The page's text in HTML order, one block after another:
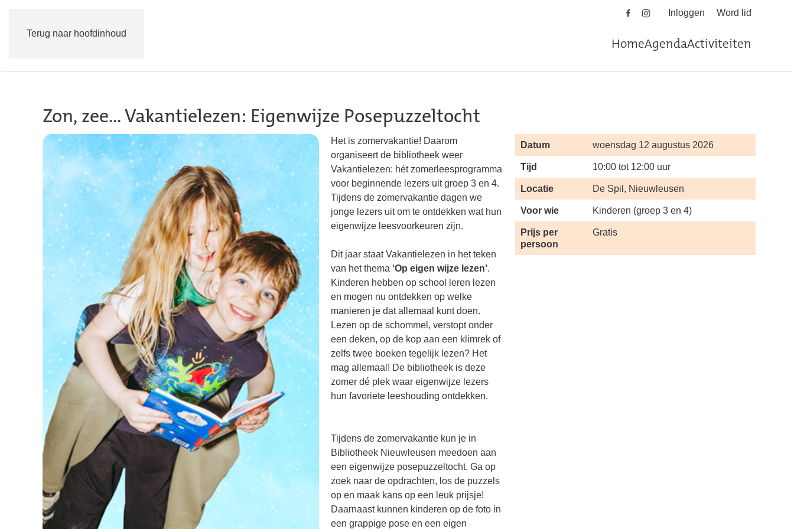
Terug naar hoofdinhoud
Inloggen Word lid
HomeAgendaActiviteiten
Zon, zee... Vakantielezen: Eigenwijze Posepuzzeltocht
Het is zomervakantie! Daarom
organiseert de bibliotheek weer
Vakantielezen: hét zomerleesprogramma
voor beginnende lezers uit groep 3 en 4.
Tijdens de zomervakantie dagen we
jonge lezers uit om te ontdekken wat hun
eigenwijze leesvoorkeuren zijn.
Dit jaar staat Vakantielezen in het teken
van het thema ‘Op eigen wijze lezen’.
Kinderen hebben op school leren lezen
en mogen nu ontdekken op welke
manieren je dat allemaal kunt doen.
Lezen op de schommel, verstopt onder
een deken, op de kop aan een klimrek of
zelfs twee boeken tegelijk lezen? Het
mag allemaal! De bibliotheek is deze
zomer dé plek waar eigenwijze lezers
hun favoriete leeshouding ontdekken.
Tijdens de zomervakantie kun je in
Bibliotheek Nieuwleusen meedoen aan
een eigenwijze posepuzzeltocht. Ga op
zoek naar de opdrachten, los de puzzels
op en maak kans op een leuk prijsje!
Daarnaast kunnen kinderen op de foto in
een grappige pose en een eigen
Datum woensdag 12 augustus 2026
Tijd 10:00 tot 12:00 uur
Locatie De Spil, Nieuwleusen
Voor wie Kinderen (groep 3 en 4)
Prijs per
persoon
Gratis